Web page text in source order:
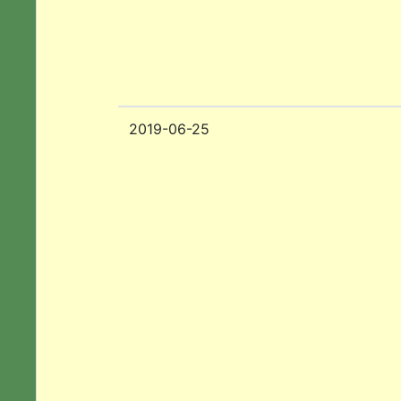
2019-06-25